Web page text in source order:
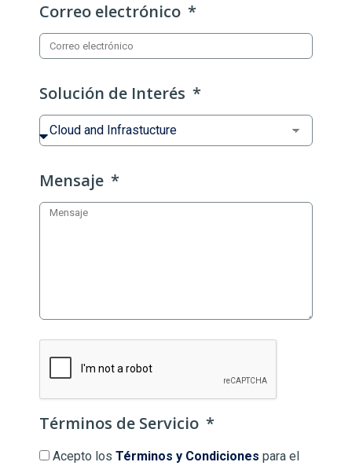
Correo electrónico
Solución de Interés
Mensaje
Términos de Servicio
Acepto los Términos y Condiciones para el